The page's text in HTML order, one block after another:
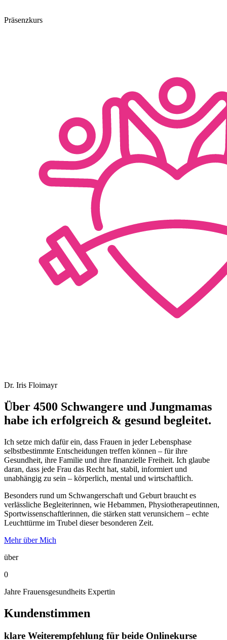
Präsenzkurs
Dr. Iris Floimayr
Über 4500 Schwangere und Jungmamas
habe ich erfolgreich & gesund begleitet.
Ich setze mich dafür ein, dass Frauen in jeder Lebensphase
selbstbestimmte Entscheidungen treffen können – für ihre
Gesundheit, ihre Familie und ihre finanzielle Freiheit. Ich glaube
daran, dass jede Frau das Recht hat, stabil, informiert und
unabhängig zu sein – körperlich, mental und wirtschaftlich.
Besonders rund um Schwangerschaft und Geburt braucht es
verlässliche Begleiterinnen, wie Hebammen, Physiotherapeutinnen,
Sportwissenschaftlerinnen, die stärken statt verunsichern – echte
Leuchttürme im Trubel dieser besonderen Zeit.
Mehr über Mich
über
0
Jahre Frauensgesundheits Expertin
Kundenstimmen
klare Weiterempfehlung für beide Onlinekurse